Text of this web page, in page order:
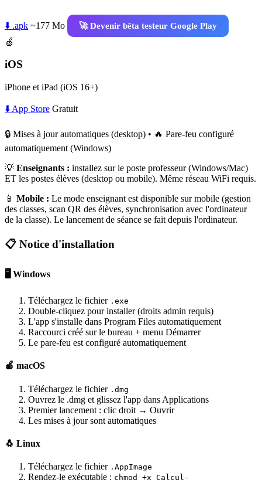
⬇️ .apk ~177 Mo
🚀 Devenir bêta testeur Google Play
🍏
iOS
iPhone et iPad (iOS 16+)
⬇️ App Store Gratuit
🔒 Mises à jour automatiques (desktop) • 🔥 Pare-feu configuré
automatiquement (Windows)
💡 Enseignants : installez sur le poste professeur (Windows/Mac)
ET les postes élèves (desktop ou mobile). Même réseau WiFi requis.
📱 Mobile : Le mode enseignant est disponible sur mobile (gestion
des classes, scan QR des élèves, synchronisation avec l'ordinateur
de la classe). Le lancement de séance se fait depuis l'ordinateur.
📋 Notice d'installation
🖥️ Windows
Téléchargez le fichier .exe
Double-cliquez pour installer (droits admin requis)
L'app s'installe dans Program Files automatiquement
Raccourci créé sur le bureau + menu Démarrer
Le pare-feu est configuré automatiquement
🍎 macOS
Téléchargez le fichier .dmg
Ouvrez le .dmg et glissez l'app dans Applications
Premier lancement : clic droit → Ouvrir
Les mises à jour sont automatiques
🐧 Linux
Téléchargez le fichier .AppImage
Rendez-le exécutable : chmod +x Calcul-